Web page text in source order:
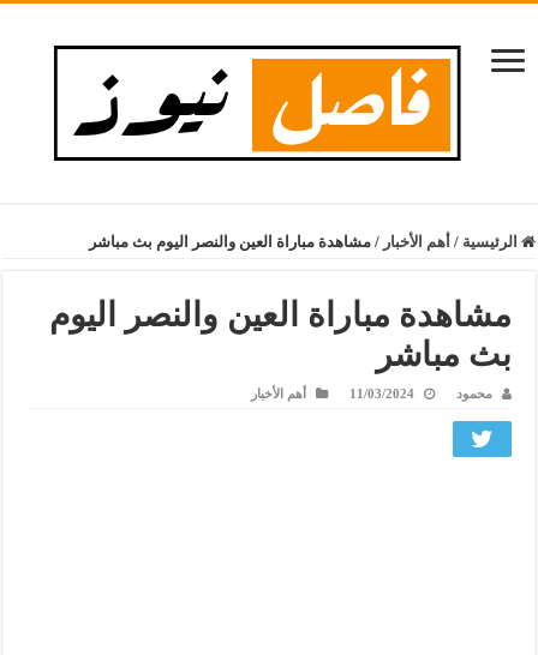
الرئيسية / أهم الأخبار / مشاهدة مباراة العين والنصر اليوم بث مباشر
مشاهدة مباراة العين والنصر اليوم
بث مباشر
محمود 11/03/2024 أهم الأخبار